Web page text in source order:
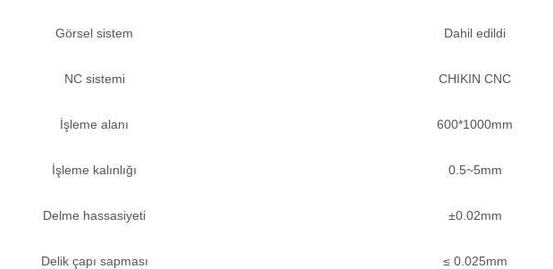
Görsel sistem Dahil edildi
NC sistemi CHIKIN CNC
İşleme alanı 600*1000mm
İşleme kalınlığı 0.5~5mm
Delme hassasiyeti ±0.02mm
Delik çapı sapması ≤ 0.025mm